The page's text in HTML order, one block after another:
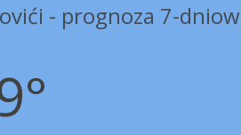
- prognoza 7-